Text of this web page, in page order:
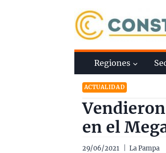
Regiones
ACTUALIDAD
en el
29/06/2021 La Pampa